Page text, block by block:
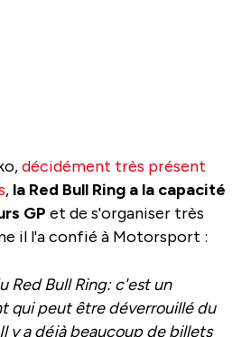
décidément très présent
, la Red Bull Ring a la capacité
GP et de s'organiser très
il l'a confié à Motorsport :
Red Bull Ring: c'est un
qui peut être déverrouillé du
y a déjà beaucoup de billets